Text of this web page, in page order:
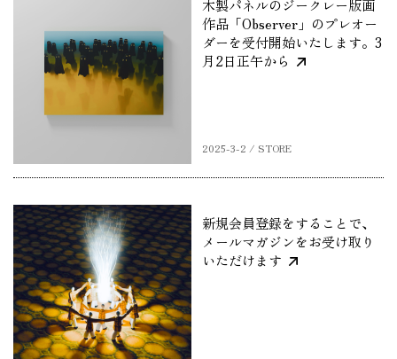
木製パネルのジークレー版画
作品「Observer」のプレオー
ダーを受付開始いたします。3
月2日正午から
2025-3-2 / STORE
新規会員登録をすることで、
メールマガジンをお受け取り
いただけます